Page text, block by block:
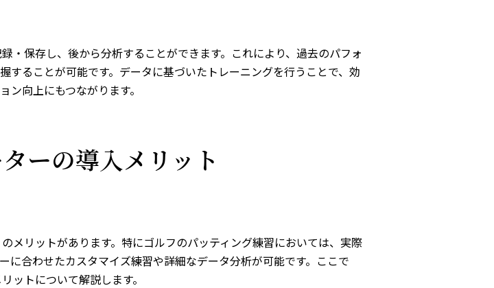
・保存し、後から分析することができます。これにより、過去のパフォ
ることが可能です。データに基づいたトレーニングを行うことで、効
向上にもつながります。
ーの導入メリット
メリットがあります。特にゴルフのパッティング練習においては、実際
合わせたカスタマイズ練習や詳細なデータ分析が可能です。ここで
ットについて解説します。